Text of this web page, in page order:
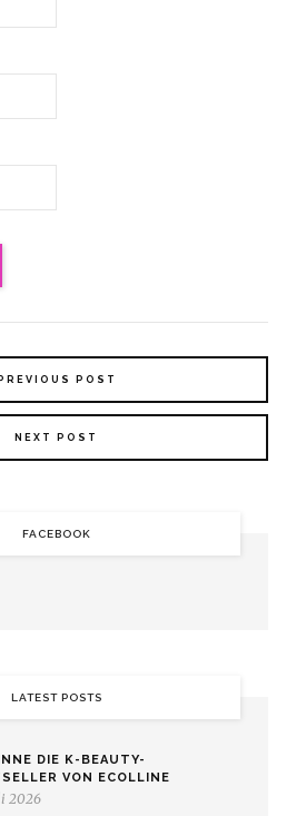
PREVIOUS POST
NEXT POST
FACEBOOK
LATEST POSTS
DIE K-BEAUTY-
VON ECOLLINE
2026